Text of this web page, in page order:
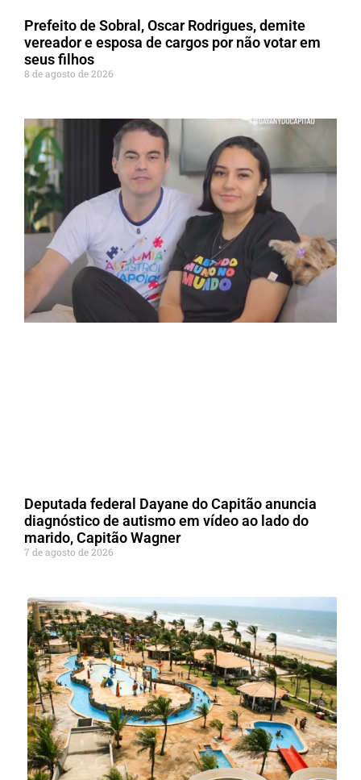
Prefeito de Sobral, Oscar Rodrigues, demite
vereador e esposa de cargos por não votar em
seus filhos
8 de agosto de 2026
Deputada federal Dayane do Capitão anuncia
diagnóstico de autismo em vídeo ao lado do
marido, Capitão Wagner
7 de agosto de 2026